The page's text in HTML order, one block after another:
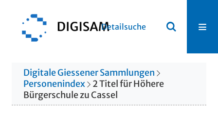
Detailsuche
Digitale Giessener Sammlungen
Personenindex
2TitelfürHöhere
Bürgerschule zu Cassel